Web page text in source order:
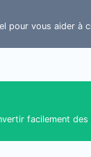
pour vous aider à
facilement des